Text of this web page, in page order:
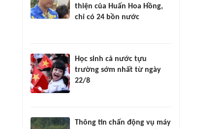
thiện của Huấn Hoa Hồng,
chỉ có 24 bồn nước
Học sinh cả nước tựu
trường sớm nhất từ ngày
22/8
Thông tin chấn động vụ máy